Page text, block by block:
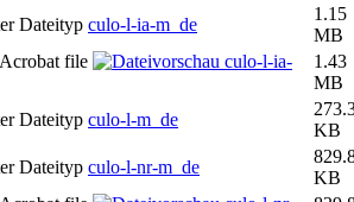
culo-l-ia-m_de
1.15
MB
culo-l-ia-
1.43
MB
culo-l-m_de
KB
culo-l-nr-m_de
KB